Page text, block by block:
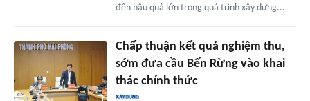
đến hậu quả lớn trong quá trình xây dựng...
Chấp thuận kết quả nghiệm thu,
sớm đưa cầu Bến Rừng vào khai
thác chính thức